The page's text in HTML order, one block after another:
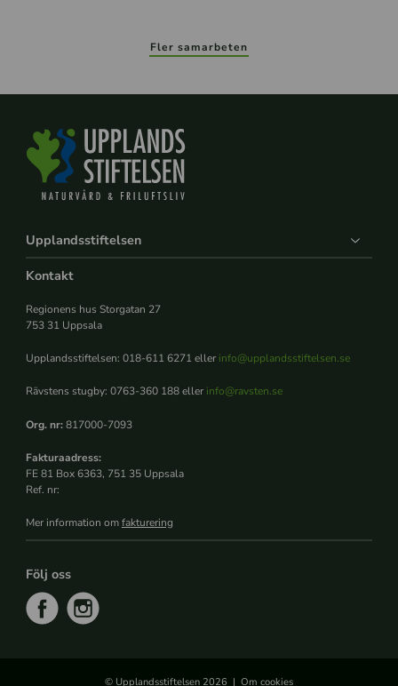
Fler samarbeten
Upplandsstiftelsen
Kontakt
Regionens hus Storgatan 27
753 31 Uppsala
Upplandsstiftelsen: 018-611 6271 eller info@upplandsstiftelsen.se
Rävstens stugby: 0763-360 188 eller info@ravsten.se
Org. nr:817000-7093
Fakturaadress:
FE 81 Box 6363, 751 35 Uppsala
Ref. nr:
Mer information omfakturering
Följ oss
f
i
© Upplandsstiftelsen 2026 Om cookies